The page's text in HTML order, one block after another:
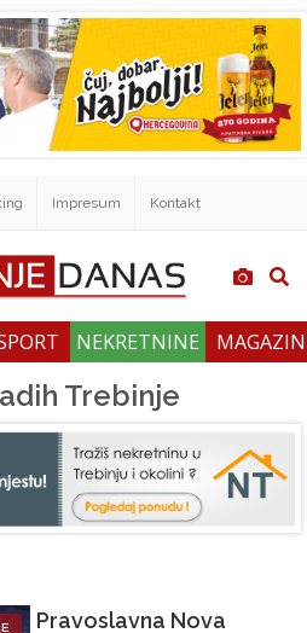
Impresum Kontakt
NEKRETNINE
Trebinje
Pravoslavna Nova